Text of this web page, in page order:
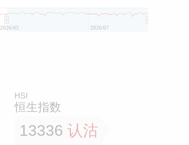
2026/05 2026/07
HSI
恒生指数
13336 认沽